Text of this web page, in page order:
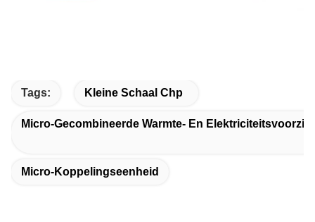
Tags: Kleine Schaal Chp
Micro-Gecombineerde Warmte- En
Micro-Koppelingseenheid